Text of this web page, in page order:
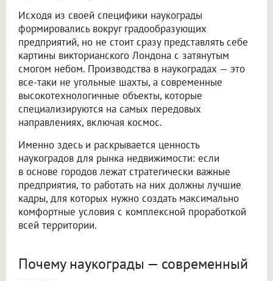
Исходя из своей специфики наукограды
формировались вокруг градообразующих
предприятий, но не стоит сразу представлять себе
картины викторианского Лондона с затянутым
смогом небом. Производства в наукоградах — это
все-таки не угольные шахты, а современные
высокотехнологичные объекты, которые
специализируются на самых передовых
направлениях, включая космос.
Именно здесь и раскрывается ценность
наукоградов для рынка недвижимости: если
в основе городов лежат стратегически важные
предприятия, то работать на них должны лучшие
кадры, для которых нужно создать максимально
комфортные условия с комплексной проработкой
всей территории.
Почему наукограды — современный